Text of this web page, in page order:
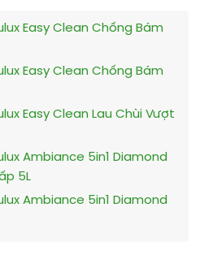
Easy Clean Chống Bám
Easy Clean Chống Bám
Easy Clean Lau Chùi Vượt
Ambiance 5in1 Diamond
5L
Ambiance 5in1 Diamond